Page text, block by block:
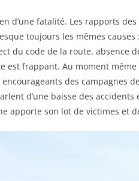
d’une fatalité. Les rapports
toujours les mêmes causes
du code de la route, absence
est frappant. Au moment
des campagnes
d’une baisse des
apporte son lot de victimes et